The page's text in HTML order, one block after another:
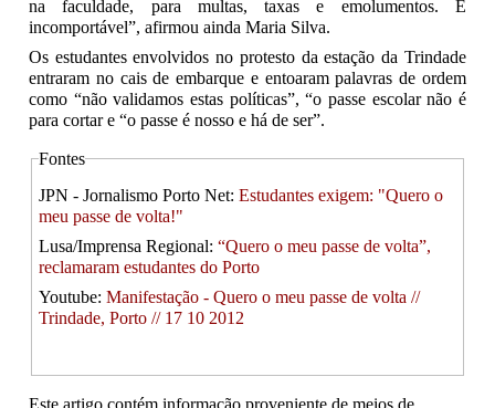
na faculdade, para multas, taxas e emolumentos. É
incomportável”, afirmou ainda Maria Silva.
Os estudantes envolvidos no protesto da estação da Trindade
entraram no cais de embarque e entoaram palavras de ordem
como “não validamos estas políticas”, “o passe escolar não é
para cortar e “o passe é nosso e há de ser”.
Fontes
JPN - Jornalismo Porto Net:Estudantes exigem: "Quero o
meu passe de volta!"
Lusa/Imprensa Regional:“Quero o meu passe de volta”,
reclamaram estudantes do Porto
Youtube:Manifestação - Quero o meu passe de volta //
Trindade, Porto // 17 10 2012
Este artigo contém informação proveniente de meios de